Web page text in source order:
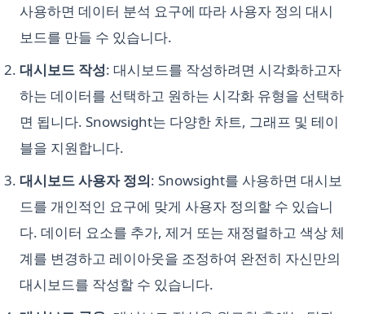
사용하면 데이터 분석 요구에 따라 사용자 정의 대시
보드를 만들 수 있습니다.
대시보드 작성: 대시보드를 작성하려면 시각화하고자
하는 데이터를 선택하고 원하는 시각화 유형을 선택하
면 됩니다. Snowsight는 다양한 차트, 그래프 및 테이
블을 지원합니다.
대시보드 사용자 정의: Snowsight를 사용하면 대시보
드를 개인적인 요구에 맞게 사용자 정의할 수 있습니
다. 데이터 요소를 추가, 제거 또는 재정렬하고 색상 체
계를 변경하고 레이아웃을 조정하여 완전히 자신만의
대시보드를 작성할 수 있습니다.